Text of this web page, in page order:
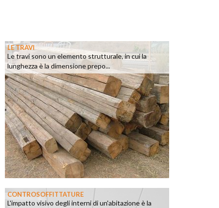
LE TRAVI
Le travi sono un elemento strutturale, in cui la
lunghezza è la dimensione prepo...
CONTROSOFFITTATURE
L'impatto visivo degli interni di un'abitazione è la